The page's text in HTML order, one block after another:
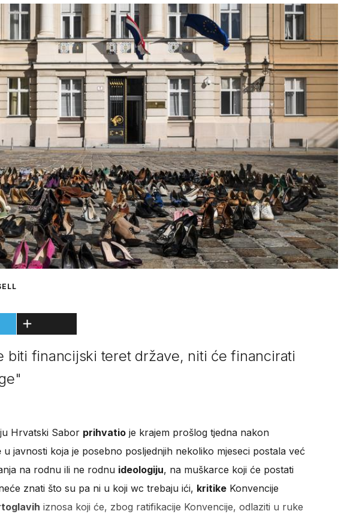
biti financijski teret države, niti će financirati
Hrvatski Sabor prihvatioje krajem prošlog tjedna nakon
u javnosti koja je posebno posljednjih nekoliko mjeseci postala već
na rodnu ili ne rodnu ideologiju, na muškarce koji će postati
znati što su pa ni u koji wc trebaju ići, kritikeKonvencije
iznosa koji će, zbog ratifikacije Konvencije, odlaziti u ruke